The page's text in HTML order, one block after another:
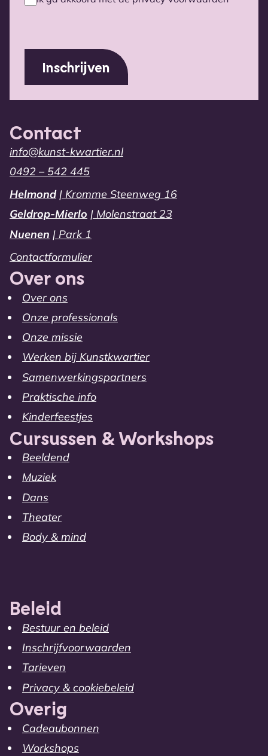
Contact
info@kunst-kwartier.nl
0492 – 542 445
Helmond | Kromme Steenweg 16
Geldrop-Mierlo | Molenstraat 23
Nuenen | Park 1
Contactformulier
Over ons
Over ons
Onze professionals
Onze missie
Werken bij Kunstkwartier
Samenwerkingspartners
Praktische info
Kinderfeestjes
Cursussen & Workshops
Beeldend
Muziek
Dans
Theater
Body & mind
Beleid
Bestuur en beleid
Inschrijfvoorwaarden
Tarieven
Privacy & cookiebeleid
Overig
Cadeaubonnen
Workshops